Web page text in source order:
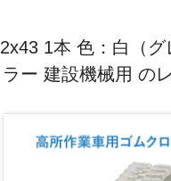
1本 色：白（
ラー 建設機械用 の